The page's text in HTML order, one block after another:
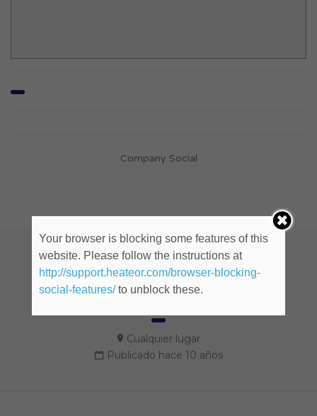
Company Social
Asistente de Produccion (ID:
1155298)
Cualquier lugar
Publicado hace 10 años
Your browser is blocking some features of this
website. Please follow the instructions at
http://support.heateor.com/browser-blocking-
social-features/to unblock these.